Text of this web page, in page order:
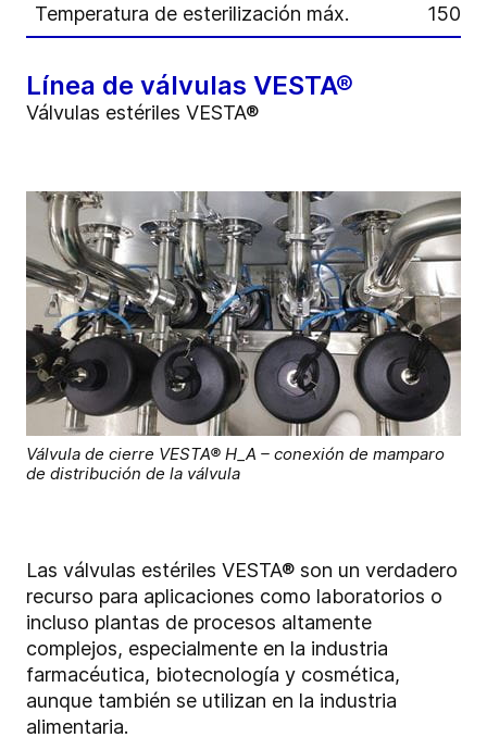
Temperatura de esterilización máx.
150
Línea de válvulas VESTA®
Válvulas estériles VESTA®
Válvula de cierre VESTA® H_A – conexión de mamparo
de distribución de la válvula
Las válvulas estériles VESTA® son un verdadero
recurso para aplicaciones como laboratorios o
incluso plantas de procesos altamente
complejos, especialmente en la industria
farmacéutica, biotecnología y cosmética,
aunque también se utilizan en la industria
alimentaria.